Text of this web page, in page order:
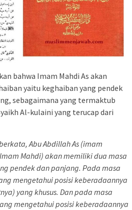
bahwa Imam Mahdi As akan
yaitu keghaiban yang pendek
sebagaimana yang termaktub
Al-kulaini yang terucap dari
Abu Abdillah As (imam
Mahdi) akan memiliki dua masa
pendek dan panjang. Pada masa
mengetahui posisi keberadaannya
yang khusus. Dan pada masa
mengetahui posisi keberadaannya